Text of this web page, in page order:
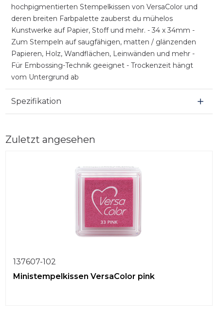
hochpigmentierten Stempelkissen von VersaColor und
deren breiten Farbpalette zauberst du mühelos
Kunstwerke auf Papier, Stoff und mehr. - 34 x 34mm -
Zum Stempeln auf saugfähigen, matten / glänzenden
Papieren, Holz, Wandflächen, Leinwänden und mehr -
Für Embossing-Technik geeignet - Trockenzeit hängt
vom Untergrund ab
Spezifikation
Zuletzt angesehen
137607-102
Ministempelkissen VersaColor pink